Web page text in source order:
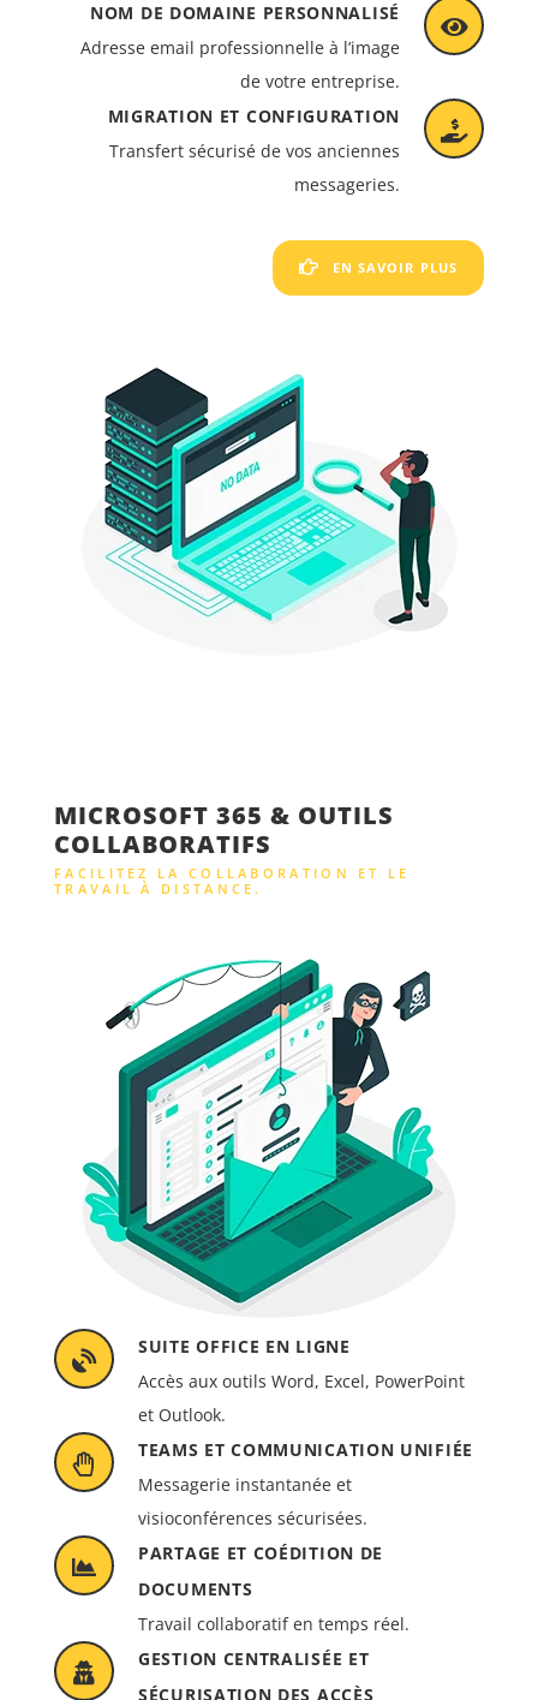
NOM DE DOMAINE PERSONNALISÉ
Adresse email professionnelle à l’image
de votre entreprise.
MIGRATION ET CONFIGURATION
Transfert sécurisé de vos anciennes
messageries.
EN SAVOIR PLUS
MICROSOFT 365 & OUTILS
COLLABORATIFS
FACILITEZ LA COLLABORATION ET LE
TRAVAIL À DISTANCE.
SUITE OFFICE EN LIGNE
Accès aux outils Word, Excel, PowerPoint
et Outlook.
TEAMS ET COMMUNICATION UNIFIÉE
Messagerie instantanée et
visioconférences sécurisées.
PARTAGE ET COÉDITION DE
DOCUMENTS
Travail collaboratif en temps réel.
GESTION CENTRALISÉE ET
SÉCURISATION DES ACCÈS